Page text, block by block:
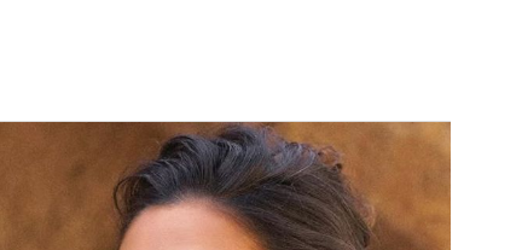
ट्रॉफी के लिए भारत की संभावित स्क्वाड
पर भी अपने विचार रखे। मांजरेकर ने सभी को